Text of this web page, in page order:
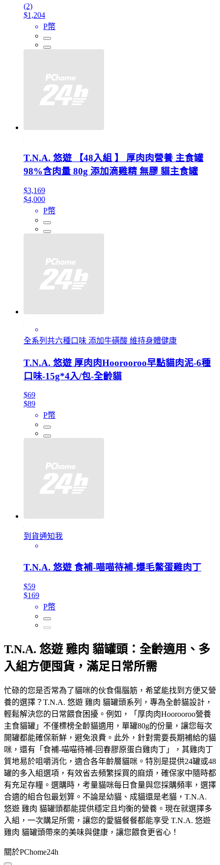
(2)
$1,204
P幣
T.N.A. 悠遊 【48入組 】 厚肉肉營養 主食罐
98%含肉量 80g 添加滴雞精 無膠 貓主食罐
$3,169
$4,000
P幣
全系列共六種口味 添加牛磺酸 維持身體健康
T.N.A. 悠遊 厚肉肉Hoorooroo早點貓肉泥-6種
口味-15g*4入/包-全齡貓
$69
$89
P幣
到貨通知我
T.N.A. 悠遊 食補-喵喵待補-爆毛鱉蛋雞肉丁
$59
$169
P幣
T.N.A. 悠遊 雞肉 貓罐頭：全齡適用、多
入組方便囤貨，滿足日常所需
忙碌的您是否常為了貓咪的伙食傷腦筋，希望能找到方便又營
養的選擇？T.N.A. 悠遊 雞肉 貓罐頭系列，專為全齡貓設計，
輕鬆解決您的日常餵食困擾。例如，「厚肉肉Hoorooroo營養
主食貓罐」不僅標榜全齡貓適用，單罐80g的份量，讓您每次
開罐都能確保新鮮，避免浪費。此外，針對需要長期補給的貓
咪，還有「食補-喵喵待補-回春膠原蛋白雞肉丁」，其雞肉丁
質地易於咀嚼消化，適合各年齡層貓咪。特別是提供24罐或48
罐的多入組選項，有效省去頻繁採買的麻煩，確保家中隨時都
有充足存糧。選購時，考量貓咪每日食量與您採購頻率，選擇
合適的組合包最划算。不論是幼貓、成貓還是老貓，T.N.A.
悠遊 雞肉 貓罐頭都能提供穩定且均衡的營養。現在就選擇多
入組，一次購足所需，讓您的愛貓餐餐都能享受 T.N.A. 悠遊
雞肉 貓罐頭帶來的美味與健康，讓您餵食更省心！
關於PChome24h